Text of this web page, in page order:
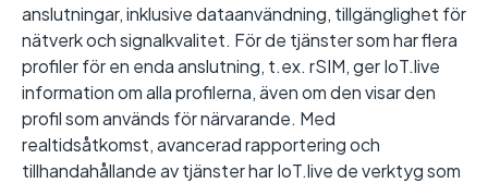
anslutningar, inklusive dataanvändning, tillgänglighet för
nätverk och signalkvalitet. För de tjänster som har flera
profiler för en enda anslutning, t.ex. rSIM, ger IoT.live
information om alla profilerna, även om den visar den
profil som används för närvarande. Med
realtidsåtkomst, avancerad rapportering och
tillhandahållande av tjänster har IoT.live de verktyg som